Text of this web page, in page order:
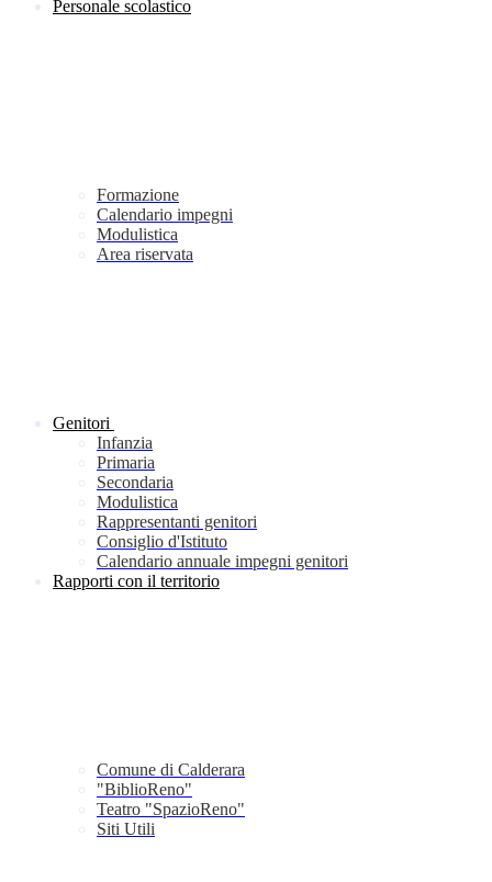
Personale scolastico
Formazione
Calendario impegni
Modulistica
Area riservata
Genitori
Infanzia
Primaria
Secondaria
Modulistica
Rappresentanti genitori
Consiglio d'Istituto
Calendario annuale impegni genitori
Rapporti con il territorio
Comune di Calderara
"BiblioReno"
Teatro "SpazioReno"
Siti Utili